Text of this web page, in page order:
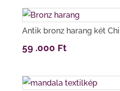
Antik bronz harang két
59 .000 Ft